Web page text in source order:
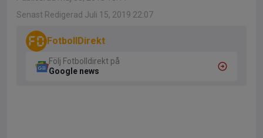
Senast Redigerad Juli 15, 2019 22:07
FotbollDirekt
Följ Fotbolldirekt på
Google news